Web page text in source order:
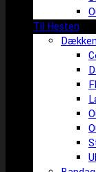
Til Hesten